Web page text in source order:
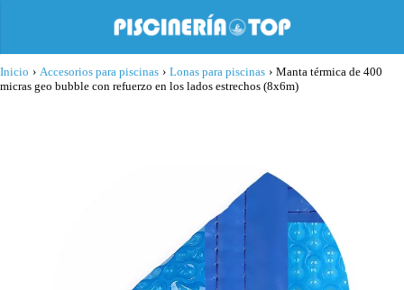
Inicio › Accesorios para piscinas › Lonas para piscinas › Manta térmica de 400
micras geo bubble con refuerzo en los lados estrechos (8x6m)